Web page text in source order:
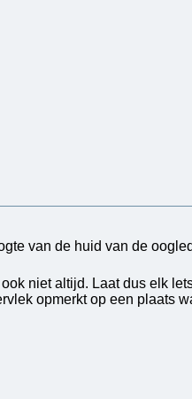
van de huid van de
niet altijd. Laat dus elk
opmerkt op een plaats